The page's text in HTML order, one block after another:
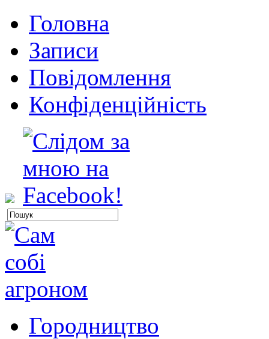
Головна
Записи
Повідомлення
Конфіденційність
Городництво